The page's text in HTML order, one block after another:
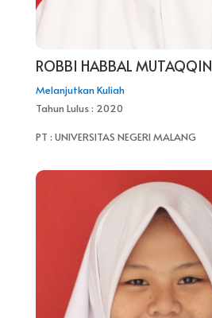
ROBBI HABBAL MUTAQQIN
Melanjutkan Kuliah
Tahun Lulus : 2020
PT : UNIVERSITAS NEGERI MALANG